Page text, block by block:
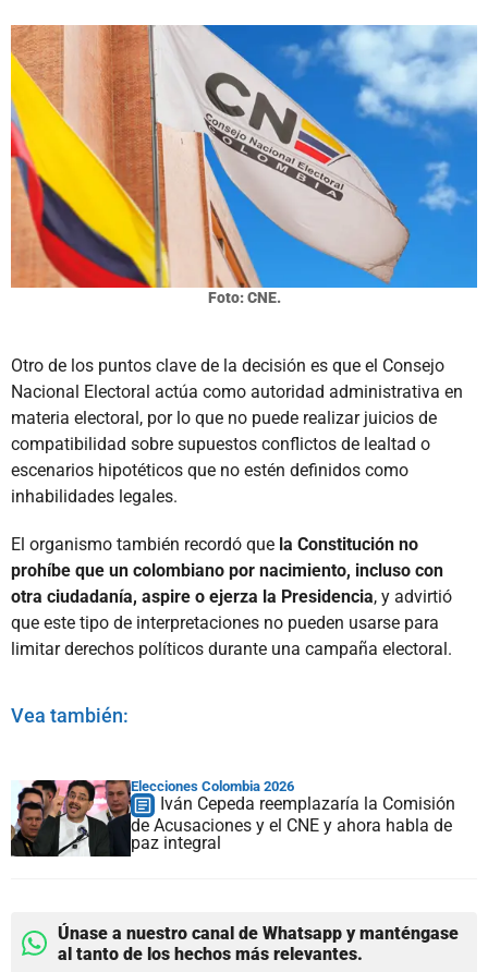
Foto: CNE.
Otro de los puntos clave de la decisión es que el Consejo
Nacional Electoral actúa como autoridad administrativa en
materia electoral, por lo que no puede realizar juicios de
compatibilidad sobre supuestos conflictos de lealtad o
escenarios hipotéticos que no estén definidos como
inhabilidades legales.
El organismo también recordó que la Constitución no
prohíbe que un colombiano por nacimiento, incluso con
otra ciudadanía, aspire o ejerza la Presidencia, y advirtió
que este tipo de interpretaciones no pueden usarse para
limitar derechos políticos durante una campaña electoral.
Vea también:
Elecciones Colombia 2026
Iván Cepeda reemplazaría la Comisión
de Acusaciones y el CNE y ahora habla de
paz integral
Únase a nuestro canal de Whatsapp y manténgase
al tanto de los hechos más relevantes.